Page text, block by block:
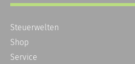
Steuerwelten
Shop
Service